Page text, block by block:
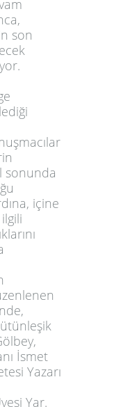
son
sonunda
içine
,
İsmet
Yazarı
Yar.